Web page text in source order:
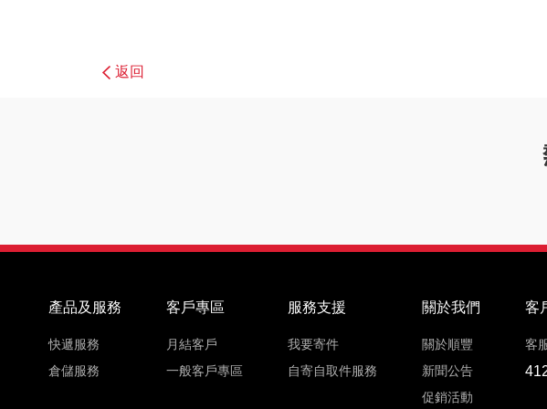
返回
產品及服務
快遞服務
倉儲服務
客戶專區
月結客戶
一般客戶專區
服務支援
我要寄件
自寄自取件服務
關於我們
關於順豐
新聞公告
促銷活動
客
客